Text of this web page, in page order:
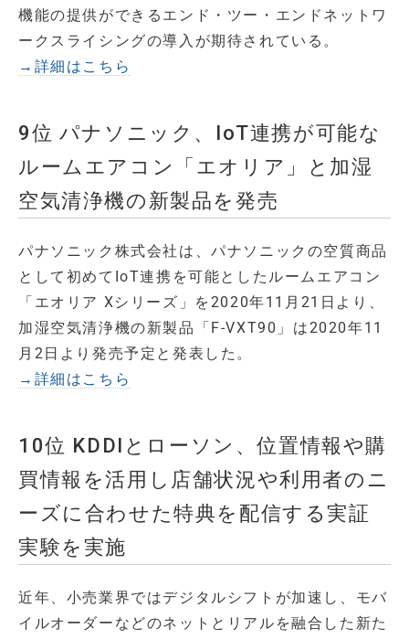
機能の提供ができるエンド・ツー・エンドネットワ
ークスライシングの導入が期待されている。
→詳細はこちら
9位 パナソニック、IoT連携が可能な
ルームエアコン「エオリア」と加湿
空気清浄機の新製品を発売
パナソニック株式会社は、パナソニックの空質商品
として初めてIoT連携を可能としたルームエアコン
「エオリア Xシリーズ」を2020年11月21日より、
加湿空気清浄機の新製品「F-VXT90」は2020年11
月2日より発売予定と発表した。
→詳細はこちら
10位 KDDIとローソン、位置情報や購
買情報を活用し店舗状況や利用者のニ
ーズに合わせた特典を配信する実証
実験を実施
近年、小売業界ではデジタルシフトが加速し、モバ
イルオーダーなどのネットとリアルを融合した新た